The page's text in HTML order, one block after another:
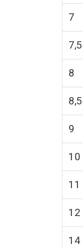
7
7,5
8
8,5
9
10
11
12
14